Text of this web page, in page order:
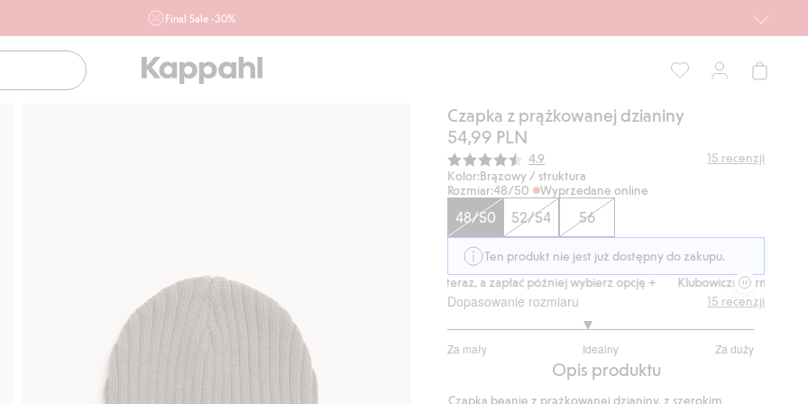
Final Sale -30%
ofertę, również z działu outlet do 10.8 w sklepach Kappahl i
Newbie oraz na kappahl.com. Ofert nie łączymy
Czapka z prążkowanej dzianiny
54,99 PLN
Średnia ocena:
4.9 15 recenzji
Kolor:Brązowy / struktura
Rozmiar:48/50 Wyprzedane online
48/50 52/54 56
Ten produkt nie jest już dostępny do zakupu.
Klubowiczu darmowa dostawa od 150 zł
Kup teraz, a zapłać później wybierz opcję + Klubowiczu darmowa
Dopasowanie rozmiaru
Za mały Idealny Za duży
na
15 recenzji
Opis produktu
Czapka beanie z prążkowanej dzianiny, z szerokim